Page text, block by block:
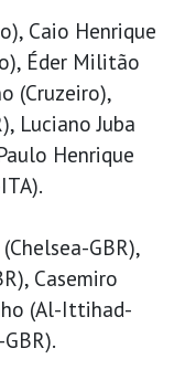
Caio Henrique
Éder Militão
(Cruzeiro),
Luciano Juba
Henrique
GBR),
Casemiro
(Al-Ittihad-